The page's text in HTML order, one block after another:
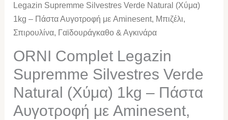
Legazin Supremme Silvestres Verde Natural (Χύμα)
1kg – Πάστα Αυγοτροφή με Aminesent, Μπιζέλι,
Σπιρουλίνα, Γαϊδουράγκαθο & Αγκινάρα
ORNI Complet Legazin
Supremme Silvestres Verde
Natural (Χύμα) 1kg – Πάστα
Αυγοτροφή με Aminesent,